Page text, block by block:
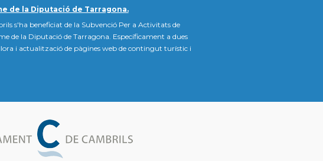
de la Diputació de Tarragona.
s'ha beneficiat de la Subvenció Per a Activitats de
de la Diputació de Tarragona. Específicament a dues
i actualització de pàgines web de contingut turístic i